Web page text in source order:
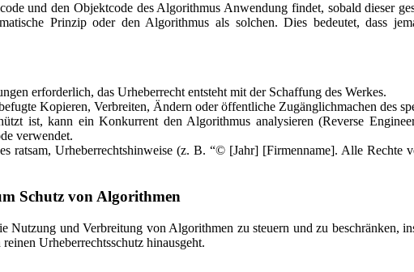
und den Objektcode des Algorithmus Anwendung findet, sobald dieser
Prinzip oder den Algorithmus als solchen. Dies bedeutet, dass
erforderlich, das Urheberrecht entsteht mit der Schaffung des Werkes.
Kopieren, Verbreiten, Ändern oder öffentliche Zugänglichmachen des
ist, kann ein Konkurrent den Algorithmus analysieren (Reverse
verwendet.
ratsam, Urheberrechtshinweise (z. B. “© [Jahr] [Firmenname]. Alle Rechte
Schutz von Algorithmen
Nutzung und Verbreitung von Algorithmen zu steuern und zu beschränken,
Urheberrechtsschutz hinausgeht.